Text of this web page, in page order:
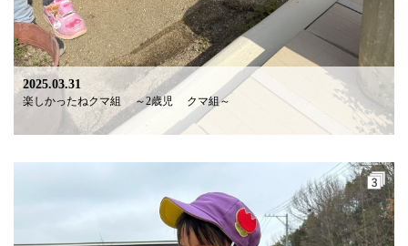
2025.03.31
楽しかったねクマ組 ～2歳児 クマ組～